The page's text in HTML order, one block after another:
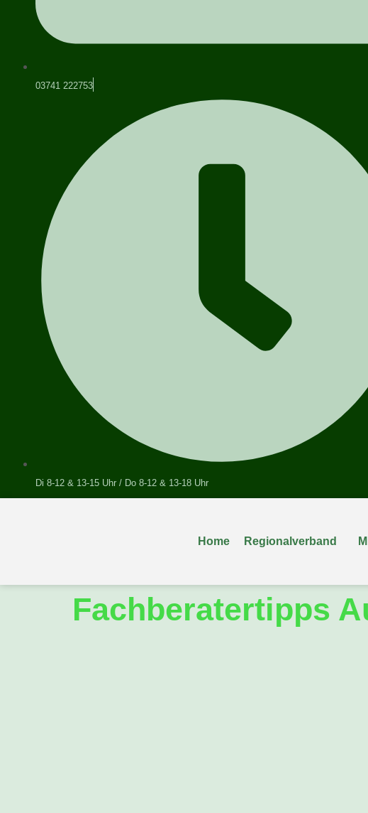
03741 222753
Di 8-12 & 13-15 Uhr / Do 8-12 & 13-18 Uhr
Home Regionalverband
Fachberatertipps